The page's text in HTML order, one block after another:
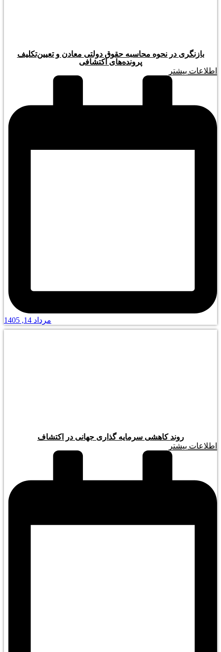
بازنگری در نحوه محاسبه حقوق دولتی معادن و تعیین‌تکلیف
پرونده‌های اکتشافی
اطلاعات بیشتر
مرداد 14, 1405
روند کاهشی سرمایه گذاری جهانی در اکتشاف
اطلاعات بیشتر